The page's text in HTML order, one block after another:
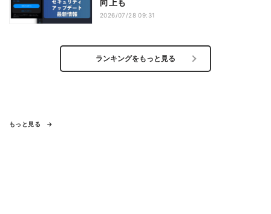
向上も
2026/07/28 09:31
ランキングをもっと見る
もっと見る